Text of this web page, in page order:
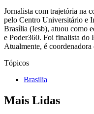
Jornalista com trajetória na
pelo Centro Universitário e
Brasília (Iesb), atuou como
e Poder360. Foi finalista do
Atualmente, é
Tópicos
Brasilia
Mais Lidas